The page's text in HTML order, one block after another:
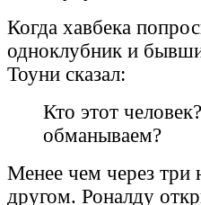
Когда хавбека
одноклубник и
Тоуни сказал:
Кто этот
обманываем?
Менее чем через три
другом. Роналду